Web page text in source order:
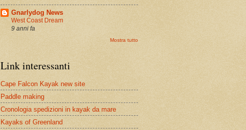
Gnarlydog News
West Coast Dream
9 anni fa
Mostra tutto
Link interessanti
Cape Falcon Kayak new site
Paddle making
Cronologia spedizioni in kayak da mare
Kayaks of Greenland